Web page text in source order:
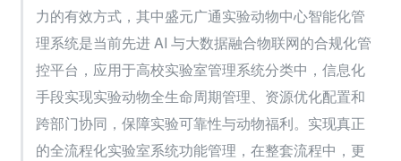
力的有效方式，其中盛元广通实验动物中心智能化管
理系统是当前先进 AI 与大数据融合物联网的合规化管
控平台，应用于高校实验室管理系统分类中，信息化
手段实现实验动物全生命周期管理、资源优化配置和
跨部门协同，保障实验可靠性与动物福利。实现真正
的全流程化实验室系统功能管理，在整套流程中，更